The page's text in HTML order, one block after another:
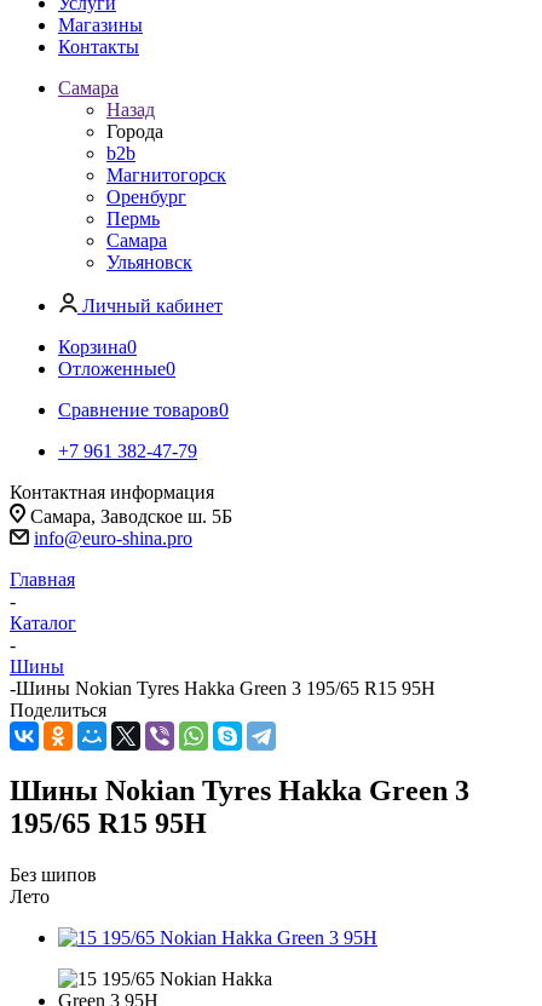
Магазины
Контакты
Самара
Назад
Города
b2b
Магнитогорск
Оренбург
Пермь
Самара
Ульяновск
Личный кабинет
Корзина0
Отложенные0
Сравнение товаров0
+7 961 382-47-79
Контактная информация
Самара, Заводское ш. 5Б
info@euro-shina.pro
Главная
-
Каталог
-
Шины
-Шины Nokian Tyres Hakka Green 3 195/65 R15 95H
Поделиться
Шины Nokian Tyres Hakka Green 3
195/65 R15 95H
Без шипов
Лето